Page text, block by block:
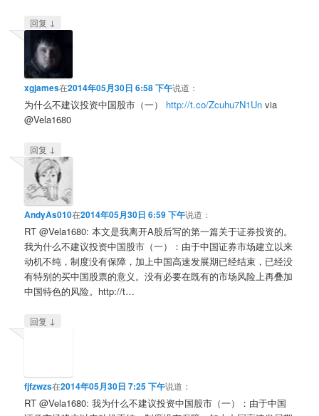
回复 ↓
xgjames在2014年05月30日 6:58 下午说道：
为什么不建议投资中国股市（一） http://t.co/Zcuhu7N1Un via
@Vela1680
回复 ↓
AndyAs010在2014年05月30日 6:59 下午说道：
RT @Vela1680: 本文是我离开A股后写的第一篇关于证券投资的。
我为什么不建议投资中国股市（一）：由于中国证券市场建立以来
动机不纯，制度没有保障，加上中国高速发展期已经结束，已经没
有特别的买中国股票的意义。没有必要在既有的市场风险上再叠加
中国特色的风险。http://t…
回复 ↓
fjfzwzs在2014年05月30日 7:25 下午说道：
RT @Vela1680: 我为什么不建议投资中国股市（一）：由于中国